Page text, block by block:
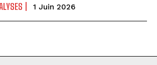
1 Juin 2026